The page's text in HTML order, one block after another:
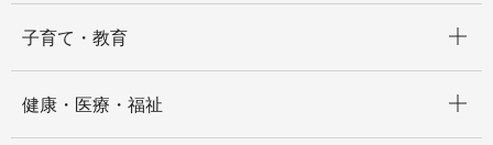
子育て・教育
健康・医療・福祉